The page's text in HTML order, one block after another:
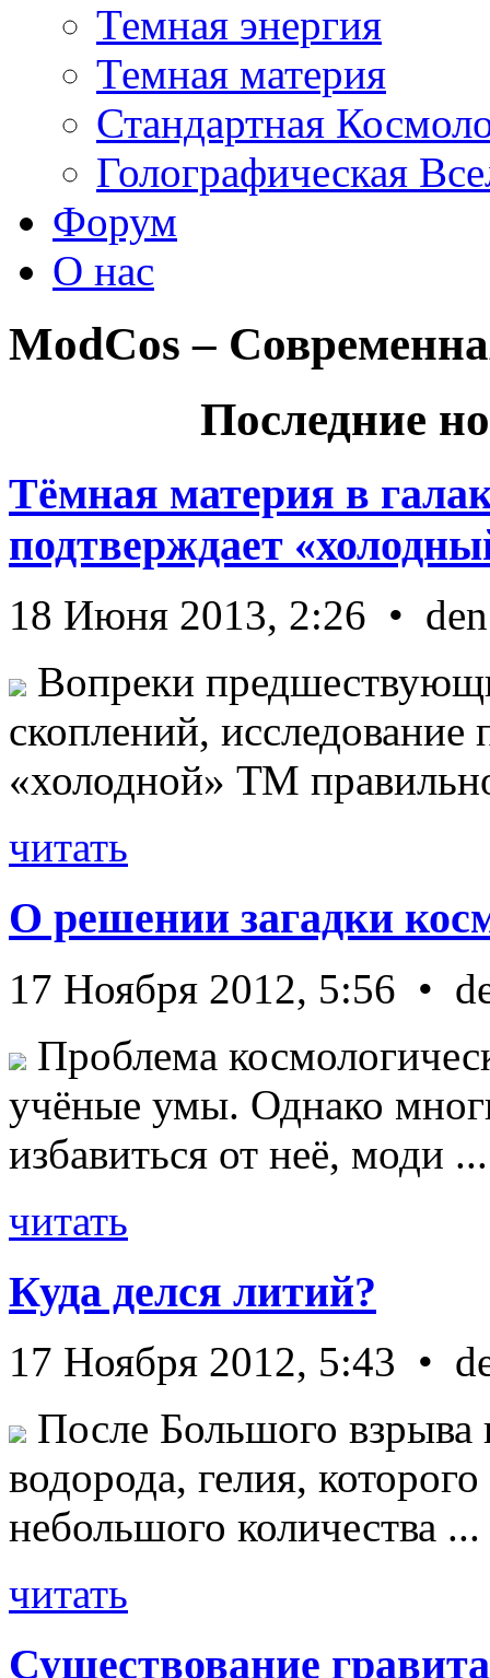
Темная энергия
Темная материя
Стандартная
Голографическая
Форум
О нас
ModCos –
Последние
Тёмная материя в
подтверждает
18 Июня 2013, 2:26 • den
Вопреки
скоплений, исследование
«холодной» ТМ
читать
О решении загадки
17 Ноября 2012, 5:56 •
Проблема
учёные умы. Однако
избавиться от неё, моди ...
читать
Куда делся литий?
17 Ноября 2012, 5:43 •
После Большого взрыва
водорода, гелия,
небольшого количества ...
читать
Существование